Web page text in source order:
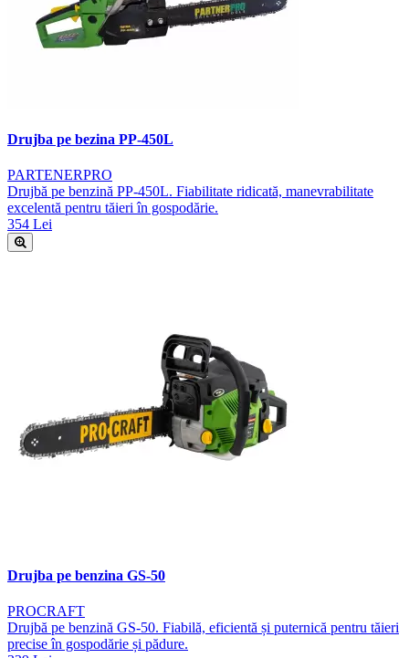
Drujba pe bezina PP-450L
PARTENERPRO
Drujbă pe benzină PP-450L. Fiabilitate ridicată, manevrabilitate
excelentă pentru tăieri în gospodărie.
354 Lei
Drujba pe benzina GS-50
PROCRAFT
Drujbă pe benzină GS-50. Fiabilă, eficientă și puternică pentru tăieri
precise în gospodărie și pădure.